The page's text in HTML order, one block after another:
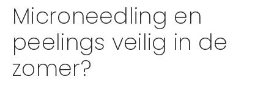
Microneedling en
peelings veilig in de
zomer?